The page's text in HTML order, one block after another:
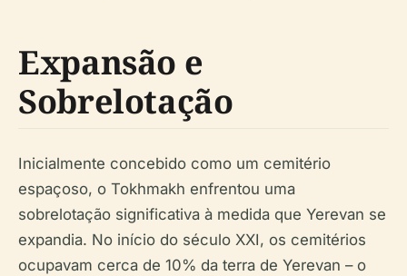
Expansão e
Sobrelotação
Inicialmente concebido como um cemitério
espaçoso, o Tokhmakh enfrentou uma
sobrelotação significativa à medida que Yerevan se
expandia. No início do século XXI, os cemitérios
ocupavam cerca de 10% da terra de Yerevan – o